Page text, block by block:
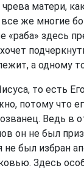
матери,
же многие
«раба» здесь
а одному
то есть
потому что
Ведь в
он не был
не был избран
Здесь